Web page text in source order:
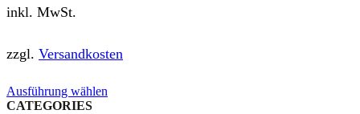
inkl. MwSt.
zzgl. Versandkosten
Ausführung wählen
CATEGORIES